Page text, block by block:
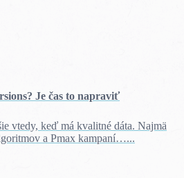
Je čas to napraviť
vtedy, keď má kvalitné dáta. Najmä
a Pmax kampaní…...